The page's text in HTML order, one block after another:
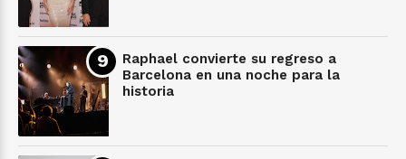
Raphael convierte su regreso a
Barcelona en una noche para la
historia